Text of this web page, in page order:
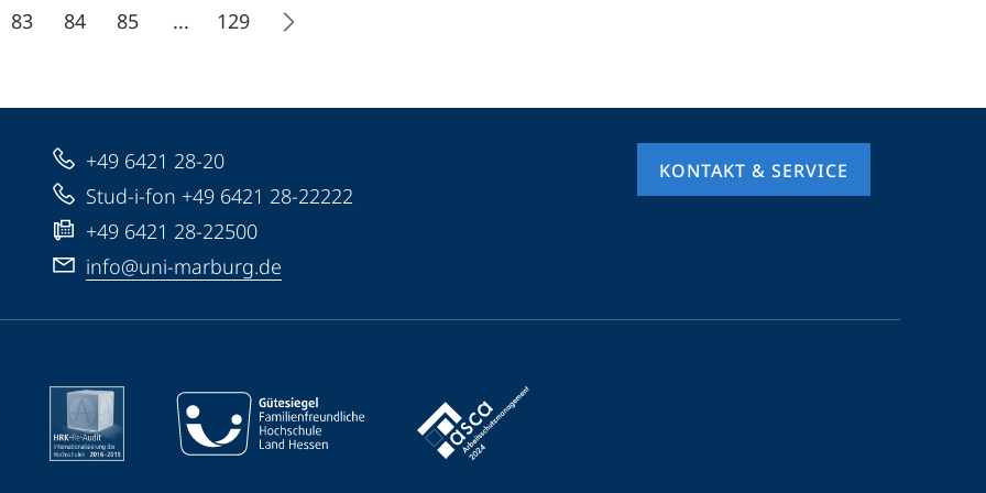
83 84 85 ... 129
+49 6421 28-20
Stud-i-fon +49 6421 28-22222
+49 6421 28-22500
info@uni-marburg.de
KONTAKT & SERVICE